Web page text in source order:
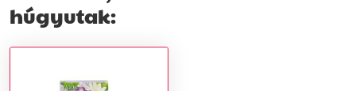
húgyutak: